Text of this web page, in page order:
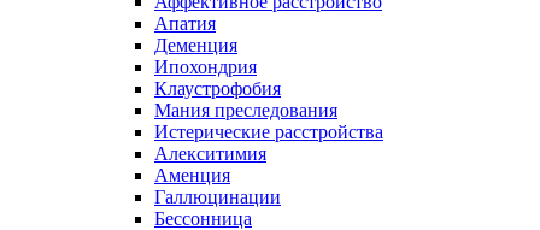
Апатия
Деменция
Ипохондрия
Клаустрофобия
Мания преследования
Истерические расстройства
Алекситимия
Аменция
Галлюцинации
Бессонница